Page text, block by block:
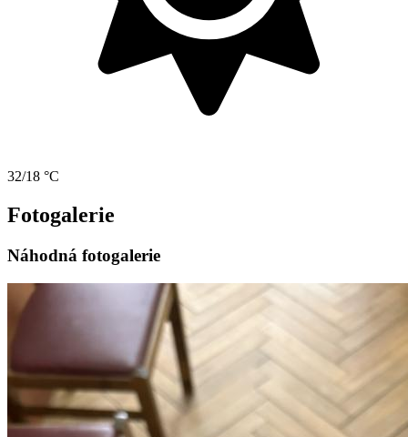
32/18 °C
Fotogalerie
Náhodná fotogalerie